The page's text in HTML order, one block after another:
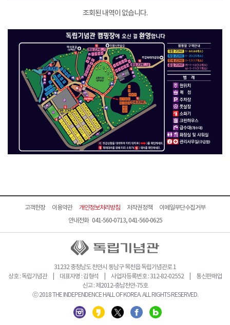
조회된 내역이 없습니다.
고객헌장 이용약관 개인정보처리방침 저작권정책
이메일무단수집거부
안내전화 041-560-0713, 041-560-0625
31232 충청남도 천안시 동남구 목천읍 독립기념관로 1
상호 : 독립기념관 | 대표자명 : 김형석 | 사업자등록번호 : 312-82-02552 | 통신판매업
신고 : 제2012-충남천안-75호
ⓒ 2018 THE INDEPENDENCE HALL OF KOREA. ALL RIGHTS RESERVED.